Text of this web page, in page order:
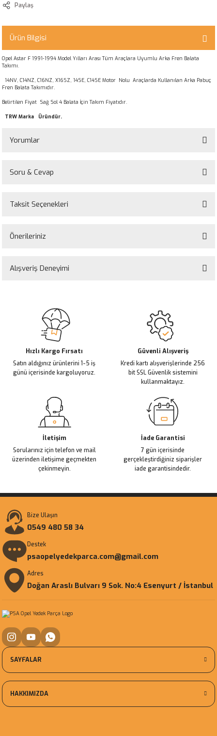
Paylaş
Ürün Bilgisi
Opel Astar F 1991-1994 Model Yılları Arası Tüm Araçlara Uyumlu Arka Fren Balata
Takımı.
14NV, C14NZ, C16NZ, X16SZ, 14SE, C14SE Motor Nolu Araçlarda Kullanılan Arka Pabuç
Fren Balata Takımıdır.
Belirtilen Fiyat Sağ Sol 4 Balata İçin Takım Fiyatıdır.
TRW Marka Üründür.
Yorumlar
Soru & Cevap
Ürün hakkında henüz soru sorulmamış.
Taksit Seçenekleri
Önerileriniz
yetersiz gördüğünüz noktaları öneri formunu kullanarak tarafımıza
Ürün resmi kalitesiz, bozuk veya görüntülenemiyor.
Ürün açıklamasında eksik bilgiler bulunuyor.
Ürün bilgilerinde hatalar bulunuyor.
Ürün fiyatı diğer sitelerden daha pahalı.
Bu ürüne benzer farklı alternatifler olmalı.
Alışveriş Deneyimi
Hızlı Kargo Fırsatı
Satın aldığınız ürünlerini 1-5 iş
günü içerisinde kargoluyoruz.
Güvenli Alışveriş
Kredi kartı alışverişlerinde 256
bit SSL Güvenlik sistemini
kullanmaktayız.
İletişim
Sorularınız için telefon ve mail
üzerinden iletişime geçmekten
çekinmeyin.
İade Garantisi
7 gün içerisinde
gerçekleştirdiğiniz siparişler
iade garantisindedir.
Bize Ulaşın
0549 480 58 34
Destek
psaopelyedekparca.com@gmail.com
Adres
Doğan Araslı Bulvarı 9 Sok. No:4 Esenyurt / İstanbul
SAYFALAR
HAKKIMIZDA